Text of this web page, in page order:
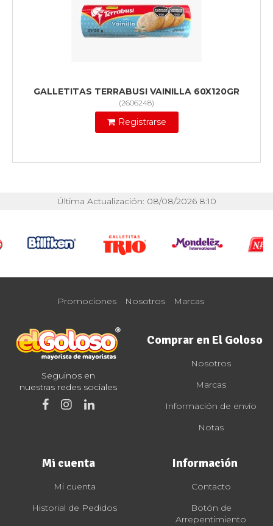
GALLETITAS TERRABUSI VAINILLA 60X120GR
(2606248)
Registrarse
Última Actualización: 08/08/2026 8:10
Promociones Nosotros Marcas
Seguinos en
nuestras redes sociales
Comprar en El Goloso
Nosotros
Marcas
Información de envío
Notas
Mi cuenta
Mi cuenta
Historial de Pedidos
Información
Contacto
Botón de
Arrepentimiento